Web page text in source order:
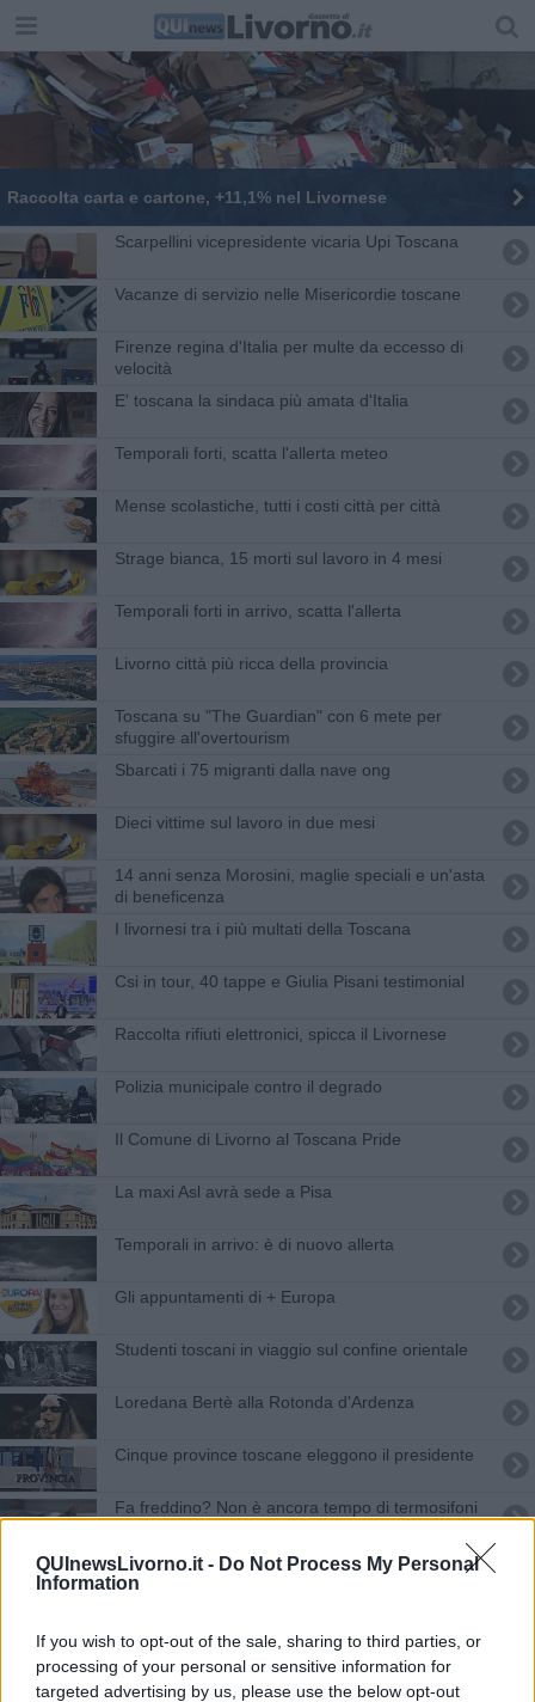
QUInewsLivorno.it - Do Not Process My Personal
Information
If you wish to opt-out of the sale, sharing to third parties, or
processing of your personal or sensitive information for
targeted advertising by us, please use the below opt-out
Raccolta carta e cartone, +11,1% nel Livornese
Scarpellini vicepresidente vicaria Upi Toscana
Vacanze di servizio nelle Misericordie toscane
Firenze regina d'Italia per multe da eccesso di
velocità
E' toscana la sindaca più amata d'Italia
Temporali forti, scatta l'allerta meteo
Mense scolastiche, tutti i costi città per città
Strage bianca, 15 morti sul lavoro in 4 mesi
Temporali forti in arrivo, scatta l'allerta
Livorno città più ricca della provincia
Toscana su "The Guardian" con 6 mete per
sfuggire all'overtourism
Sbarcati i 75 migranti dalla nave ong
Dieci vittime sul lavoro in due mesi
14 anni senza Morosini, maglie speciali e un'asta
di beneficenza
I livornesi tra i più multati della Toscana
Csi in tour, 40 tappe e Giulia Pisani testimonial
Raccolta rifiuti elettronici, spicca il Livornese
Polizia municipale contro il degrado
Il Comune di Livorno al Toscana Pride
La maxi Asl avrà sede a Pisa
Temporali in arrivo: è di nuovo allerta
Gli appuntamenti di + Europa
Studenti toscani in viaggio sul confine orientale
Loredana Bertè alla Rotonda d'Ardenza
Cinque province toscane eleggono il presidente
Fa freddino? Non è ancora tempo di termosifoni
Giovani sì Lab contro la dispersione scolastica
Qualità della vita, 7 città toscane perdono punti